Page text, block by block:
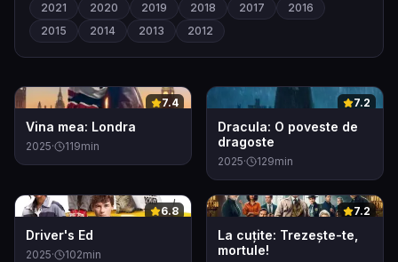
2021
2020 2019 2018 2017
2016
2015
2014 2013 2012
0 7.4
Vina mea: Londra
2025· 119min
0 7.2
Dracula: O poveste de
dragoste
2025· 129min
0 6.8
Driver's Ed
2025· 102min
0 7.2
La cuțite: Trezește-te,
mortule!